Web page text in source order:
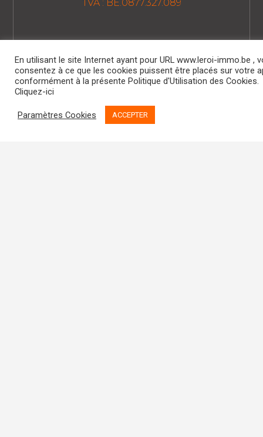
TVA : BE.0877.327.089
Politique RGPD
Politique de Cookies
Code de Déontologie
Assurance RC Professionnelle
AXA BELGIUM N° 730.390.160
En utilisant le site Internet ayant pour URL www.leroi-immo.be ,
consentez à ce que les cookies puissent être placés sur votre
conformément à la présente Politique d'Utilisation des Cookies.
Cliquez-ici
Paramètres Cookies ACCEPTER